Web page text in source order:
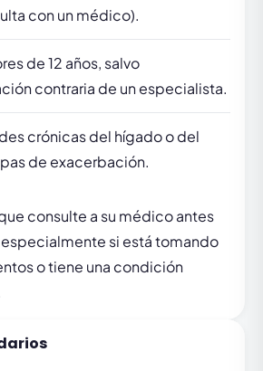
con un médico).
de 12 años, salvo
contraria de un especialista.
crónicas del hígado o del
de exacerbación.
consulte a su médico antes
especialmente si está tomando
o tiene una condición